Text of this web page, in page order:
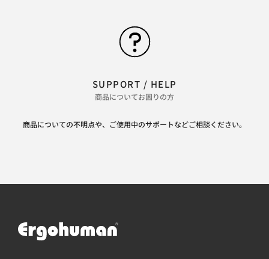
SUPPORT / HELP
商品についてお困りの方
商品についての不明点や、ご使用中のサポートなどご相談ください。